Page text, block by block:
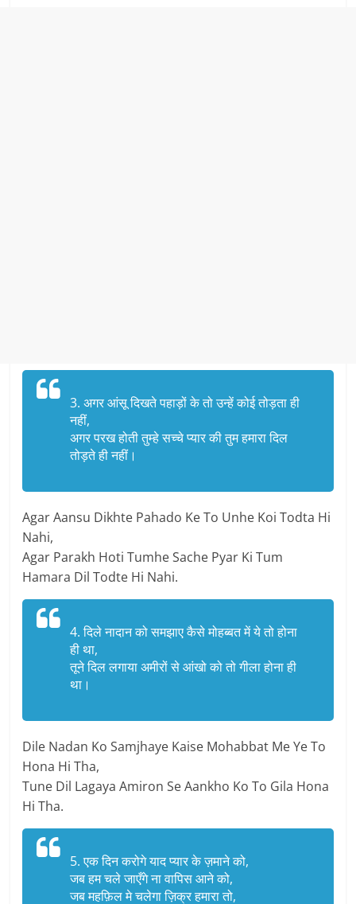
3. अगर आंसू दिखते पहाड़ों के तो उन्हें कोई तोड़ता ही
नहीं,
अगर परख होती तुम्हे सच्चे प्यार की तुम हमारा दिल
तोड़ते ही नहीं।
Agar Aansu Dikhte Pahado Ke To Unhe Koi Todta Hi
Nahi,
Agar Parakh Hoti Tumhe Sache Pyar Ki Tum
Hamara Dil Todte Hi Nahi.
4. दिले नादान को समझाए कैसे मोहब्बत में ये तो होना
ही था,
तूने दिल लगाया अमीरों से आंखो को तो गीला होना ही
था।
Dile Nadan Ko Samjhaye Kaise Mohabbat Me Ye To
Hona Hi Tha,
Tune Dil Lagaya Amiron Se Aankho Ko To Gila Hona
Hi Tha.
5. एक दिन करोगे याद प्यार के ज़माने को,
जब हम चले जाएँगे ना वापिस आने को,
जब महफ़िल मे चलेगा ज़िक्र हमारा तो,